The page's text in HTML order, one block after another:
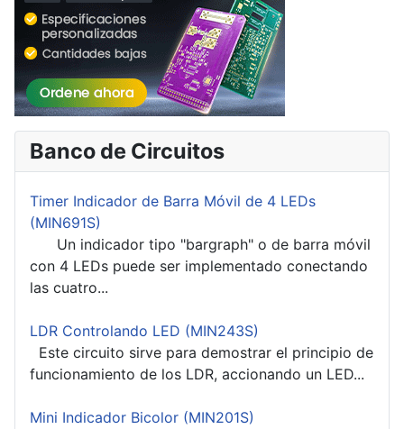
Banco de Circuitos
Timer Indicador de Barra Móvil de 4 LEDs
(MIN691S)
Un indicador tipo "bargraph" o de barra móvil
con 4 LEDs puede ser implementado conectando
las cuatro...
LDR Controlando LED (MIN243S)
Este circuito sirve para demostrar el principio de
funcionamiento de los LDR, accionando un LED...
Mini Indicador Bicolor (MIN201S)